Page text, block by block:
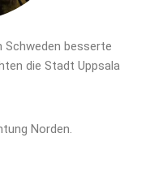
Schweden besserte
die Stadt Uppsala
Norden.